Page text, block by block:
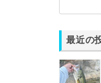
最近の